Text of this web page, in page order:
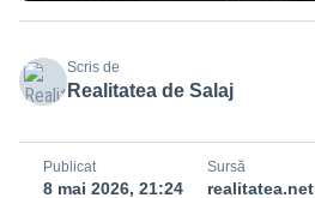
Scris de
Realitatea de Salaj
Publicat
8 mai 2026, 21:24
Sursă
realitatea.net